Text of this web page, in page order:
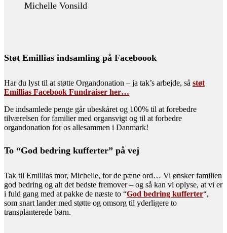
Michelle Vonsild
Støt Emillias indsamling på Faceboook
Har du lyst til at støtte Organdonation – ja tak’s arbejde, så støt
Emillias Facebook Fundraiser her…
De indsamlede penge går ubeskåret og 100% til at forebedre
tilværelsen for familier med organsvigt og til at forbedre
organdonation for os allesammen i Danmark!
To “God bedring kufferter” på vej
Tak til Emillias mor, Michelle, for de pæne ord… Vi ønsker familien
god bedring og alt det bedste fremover – og så kan vi oplyse, at vi er
i fuld gang med at pakke de næste to “God bedring kufferter“,
som snart lander med støtte og omsorg til yderligere to
transplanterede børn.